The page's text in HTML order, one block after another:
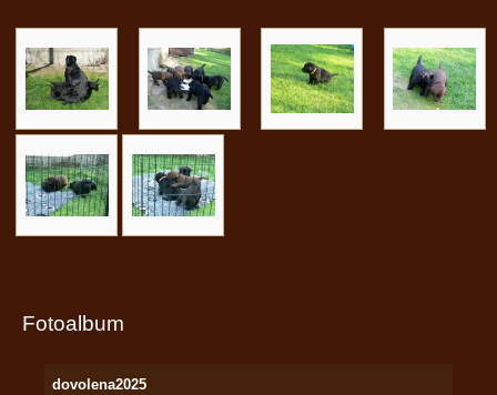
Fotoalbum
dovolena2025